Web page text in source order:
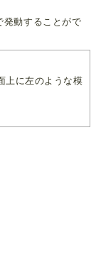
発動することがで
上に左のような模